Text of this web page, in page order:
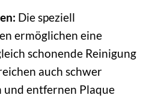
Die speziell
ermöglichen eine
schonende Reinigung
auch schwer
und entfernen Plaque